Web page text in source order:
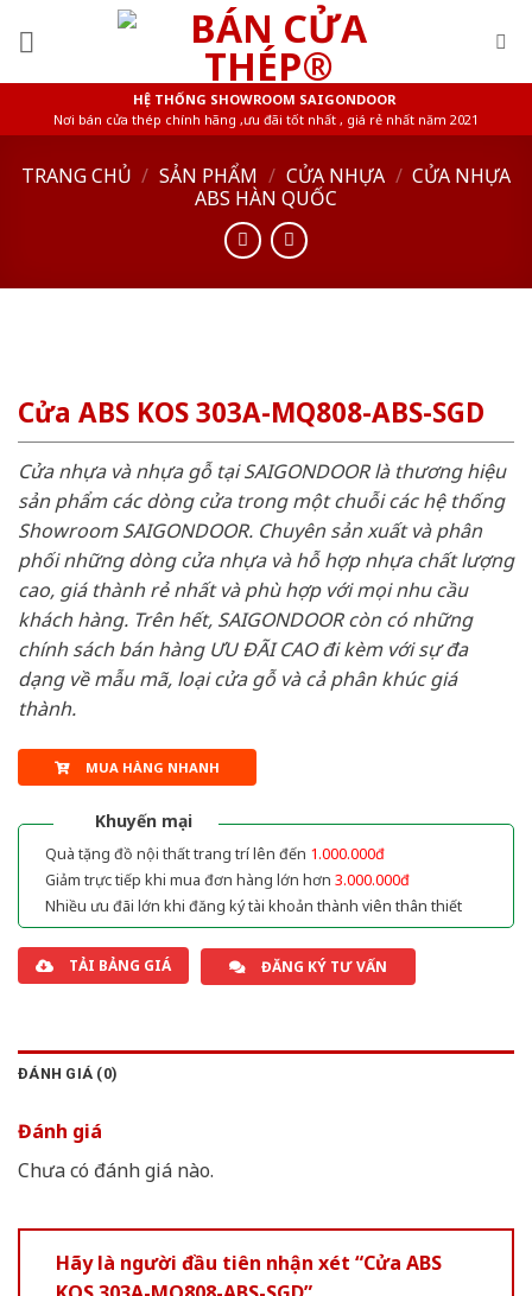
HỆ THỐNG SHOWROOM SAIGONDOOR
Nơi bán cửa thép chính hãng ,ưu đãi tốt nhất , giá rẻ nhất năm 2021
TRANG CHỦ / SẢN PHẨM / CỬA NHỰA / CỬA NHỰA
ABS HÀN QUỐC
Cửa ABS KOS 303A-MQ808-ABS-SGD
Cửa nhựa và nhựa gỗ tại SAIGONDOOR là thương hiệu
sản phẩm các dòng cửa trong một chuỗi các hệ thống
Showroom SAIGONDOOR. Chuyên sản xuất và phân
phối những dòng cửa nhựa và hỗ hợp nhựa chất lượng
cao, giá thành rẻ nhất và phù hợp với mọi nhu cầu
khách hàng. Trên hết, SAIGONDOOR còn có những
chính sách bán hàng ƯU ĐÃI CAO đi kèm với sự đa
dạng về mẫu mã, loại cửa gỗ và cả phân khúc giá
thành.
MUA HÀNG NHANH
Khuyến mại
Quà tặng đồ nội thất trang trí lên đến 1.000.000đ
Giảm trực tiếp khi mua đơn hàng lớn hơn 3.000.000đ
Nhiều ưu đãi lớn khi đăng ký tài khoản thành viên thân thiết
TẢI BẢNG GIÁ ĐĂNG KÝ TƯ VẤN
ĐÁNH GIÁ (0)
Đánh giá
Chưa có đánh giá nào.
Hãy là người đầu tiên nhận xét “Cửa ABS